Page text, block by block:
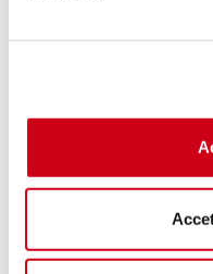
Schalldämpfer
der Personalisierung des
Einfach dieperfekte
Design
aus
zu einem Bezugspunkt in